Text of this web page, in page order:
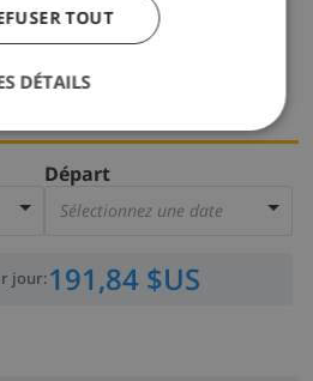
Vos données personnelles ne
des tiers.
Départ
Sélectionnez une date
jour:191,84 $US
TOUT
DÉTAILS